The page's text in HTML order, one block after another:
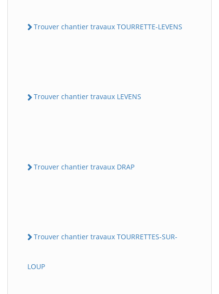
Trouver chantier travaux TOURRETTE-LEVENS
Trouver chantier travaux LEVENS
Trouver chantier travaux DRAP
Trouver chantier travaux TOURRETTES-SUR-
LOUP